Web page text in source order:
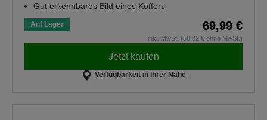
Gut erkennbares Bild eines Koffers
Auf Lager 69,99 €
inkl. MwSt. (58,82 € ohne MwSt.)
Jetzt kaufen
Verfügbarkeit in Ihrer Nähe